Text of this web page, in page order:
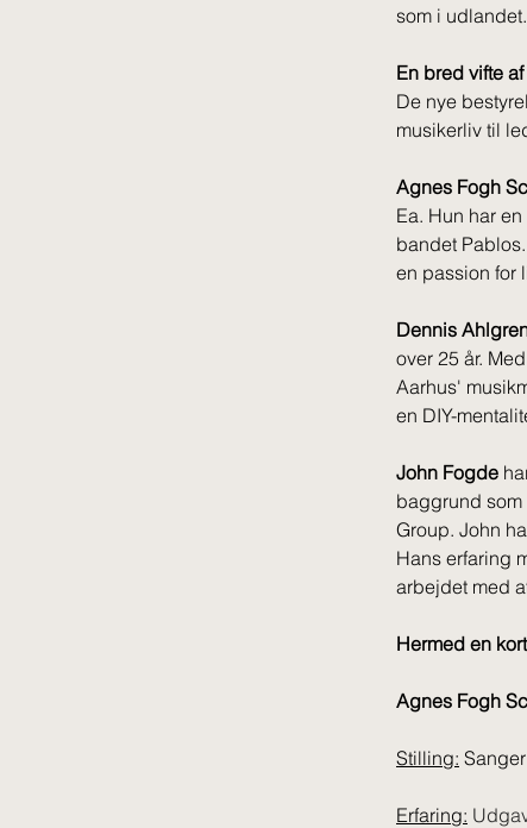
som i udlandet.
En bred vifte
De nye
musikerliv til
Agnes Fogh
Ea. Hun har
bandet
en passion for
Dennis
over 25 år.
Aarhus'
en DIY-
John Fogde
baggrund som
Group. John
Hans erfaring
arbejdet med
Hermed en
Agnes Fogh
Stilling:
Erfaring: